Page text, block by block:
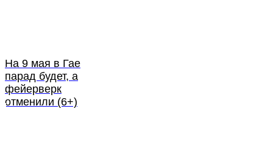
На 9 мая в Гае
парад будет, а
фейерверк
отменили (6+)